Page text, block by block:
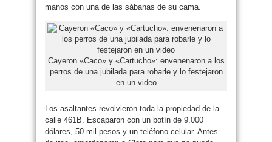
manos con una de las sábanas de su cama.
Cayeron «Caco» y «Cartucho»: envenenaron a los
perros de una jubilada para robarle y lo festejaron
en un video
Los asaltantes revolvieron toda la propiedad de la
calle 461B. Escaparon con un botín de 9.000
dólares, 50 mil pesos y un teléfono celular. Antes